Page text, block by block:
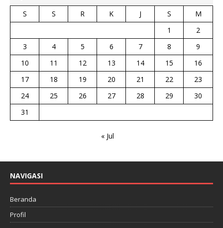
S S R K J S
M
1
2
3
4 5 6 7 8
9
10
11 12 13 14 15
16
17
18 19 20 21 22
23
24
25 26 27 28 29
30
31
« Jul
NAVIGASI
Beranda
Profil